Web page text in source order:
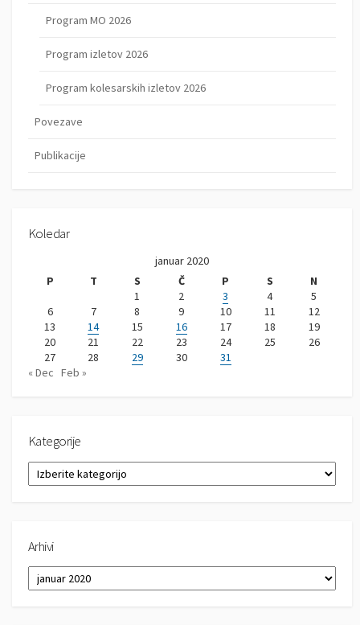
Program MO 2026
Program izletov 2026
Program kolesarskih izletov 2026
Povezave
Publikacije
Koledar
januar 2020
P
T S Č P S
N
1
2 3 4
5
6
7 8 9 10 11
12
13
14 15 16 17 18
19
20
21 22 23 24 25
26
27
28 29 30
31
« Dec Feb »
Kategorije
a
o
j
Arhivi
r